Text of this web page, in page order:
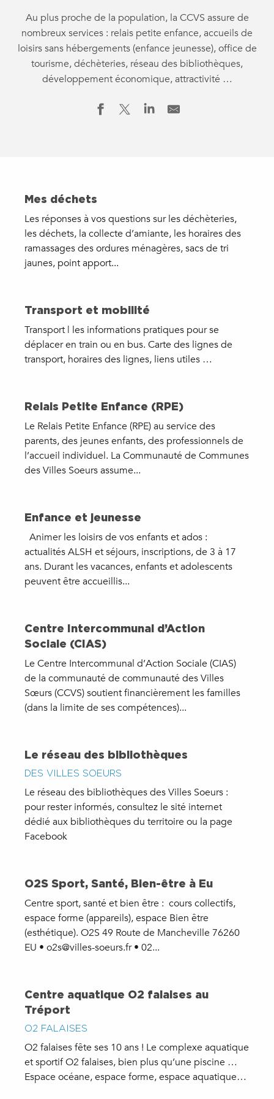
Au plus proche de la population, la CCVS assure de
nombreux services : relais petite enfance, accueils de
loisirs sans hébergements (enfance jeunesse), office de
tourisme, déchèteries, réseau des bibliothèques,
développement économique, attractivité …
Mes déchets
Les réponses à vos questions sur les déchèteries,
les déchets, la collecte d’amiante, les horaires des
ramassages des ordures ménagères, sacs de tri
jaunes, point apport...
Transport et mobilité
Transport | les informations pratiques pour se
déplacer en train ou en bus. Carte des lignes de
transport, horaires des lignes, liens utiles …
Relais Petite Enfance (RPE)
Le Relais Petite Enfance (RPE) au service des
parents, des jeunes enfants, des professionnels de
l’accueil individuel. La Communauté de Communes
des Villes Soeurs assume...
Enfance et jeunesse
Animer les loisirs de vos enfants et ados :
actualités ALSH et séjours, inscriptions, de 3 à 17
ans. Durant les vacances, enfants et adolescents
peuvent être accueillis...
Centre Intercommunal d’Action
Sociale (CIAS)
Le Centre Intercommunal d’Action Sociale (CIAS)
de la communauté de communauté des Villes
Sœurs (CCVS) soutient financièrement les familles
(dans la limite de ses compétences)...
Le réseau des bibliothèques
DES VILLES SOEURS
Le réseau des bibliothèques des Villes Soeurs :
pour rester informés, consultez le sité internet
dédié aux bibliothèques du territoire ou la page
Facebook
O2S Sport, Santé, Bien-être à Eu
Centre sport, santé et bien être : cours collectifs,
espace forme (appareils), espace Bien être
(esthétique). O2S 49 Route de Mancheville 76260
EU • o2s@villes-soeurs.fr • 02...
Centre aquatique O2 falaises au
Tréport
O2 FALAISES
O2 falaises fête ses 10 ans ! Le complexe aquatique
et sportif O2 falaises, bien plus qu’une piscine …
Espace océane, espace forme, espace aquatique…